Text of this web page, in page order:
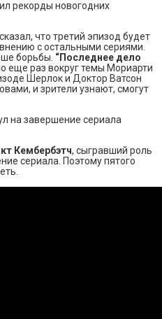
рекорды новогодних
что третий эпизод будет
с остальными сериями.
борьбы. “Последнее дело
еще раз вокруг темы Мориарти
Шерлок и Доктор Ватсон
и зрители узнают, смогут
на завершение сериала
Кембербэтч, сыгравший роль
сериала. Поэтому пятого